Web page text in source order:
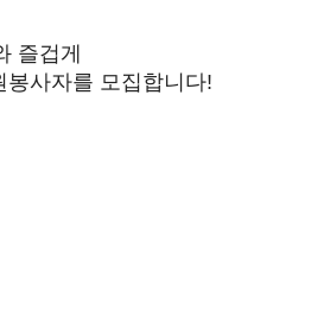
즐겁게
사자를 모집합니다!